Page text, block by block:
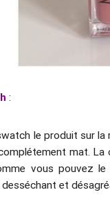
:
le produit sur
mat. La
vous pouvez
et